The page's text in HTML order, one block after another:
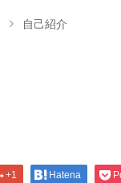
自己紹介
+1 Hatena